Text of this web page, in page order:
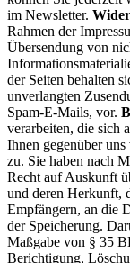
im Newsletter.
Rahmen der
Übersendung von
der Seiten behalten
unverlangten
Spam-E-Mails, vor.
verarbeiten, die sich
Ihnen gegenüber
zu. Sie haben nach
Recht auf Auskunft
und deren Herkunft,
Empfängern, an die
der Speicherung.
Maßgabe von § 35
Berichtigung,